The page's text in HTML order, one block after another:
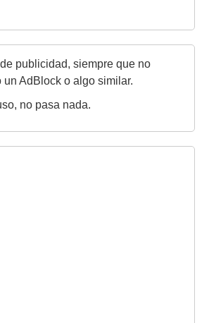
publicidad, siempre que no
AdBlock o algo similar.
no pasa nada.